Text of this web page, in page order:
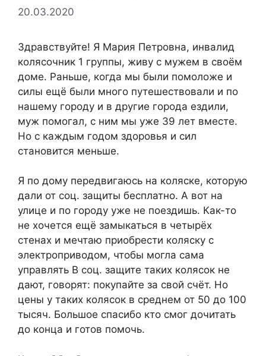
20.03.2020
Здравствуйте! Я Мария Петровна, инвалид
колясочник 1 группы, живу с мужем в своём
доме. Раньше, когда мы были помоложе и
силы ещё были много путешествовали и по
нашему городу и в другие города ездили,
муж помогал, с ним мы уже 39 лет вместе.
Но с каждым годом здоровья и сил
становится меньше.
Я по дому передвигаюсь на коляске, которую
дали от соц. защиты бесплатно. А вот на
улице и по городу уже не поездишь. Как-то
не хочется ещё замыкаться в четырёх
стенах и мечтаю приобрести коляску с
электроприводом, чтобы могла сама
управлять В соц. защите таких колясок не
дают, говорят: покупайте за свой счёт. Но
цены у таких колясок в среднем от 50 до 100
тысяч. Большое спасибо кто смог дочитать
до конца и готов помочь.